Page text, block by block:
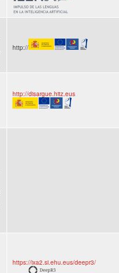
http://
http://disargue.hitz.eus
https://ixa2.si.ehu.eus/deepr3/